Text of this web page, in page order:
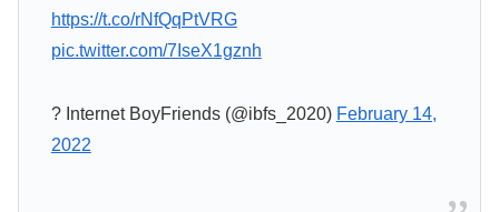
https://t.co/rNfQqPtVRG
pic.twitter.com/7IseX1gznh
? Internet BoyFriends (@ibfs_2020) February 14,
2022